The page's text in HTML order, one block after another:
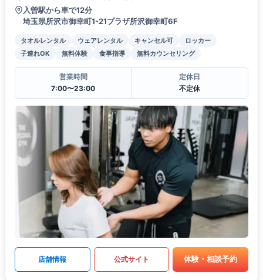
入曽駅から車で12分
埼玉県所沢市御幸町1-21プラザ所沢御幸町6F
タオルレンタル ウェアレンタル キャンセル可
ロッカー
子連れOK
無料体験 食事指導 無料カウンセリング
営業時間
7:00〜23:00
定休日
不定休
店舗情報 公式サイト 体験・相談予約